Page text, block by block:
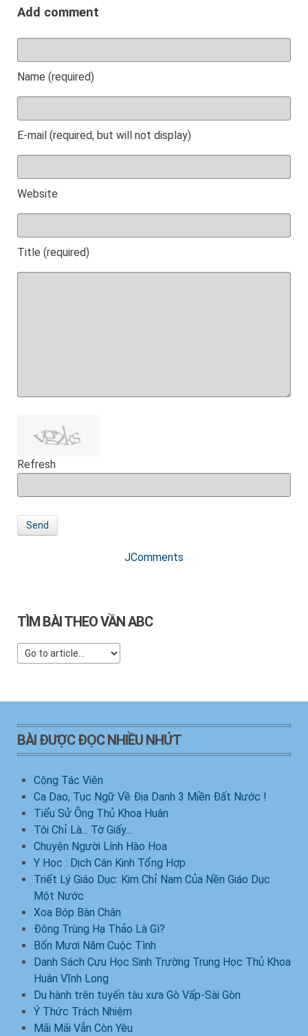
Add comment
Name (required)
E-mail (required, but will not display)
Website
Title (required)
Refresh
Send
JComments
TÌM BÀI THEO VẦN ABC
BÀI ĐƯỢC ĐỌC NHIỀU NHỨT
Cộng Tác Viên
Ca Dao, Tục Ngữ Về Địa Danh 3 Miền Đất Nước !
Tiểu Sử Ông Thủ Khoa Huân
Tôi Chỉ Là... Tờ Giấy...
Chuyện Người Lính Hào Hoa
Y Học : Dịch Cân Kinh Tổng Hợp
Triết Lý Giáo Dục: Kim Chỉ Nam Của Nền Giáo Dục
Một Nước
Xoa Bóp Bàn Chân
Đông Trùng Hạ Thảo Là Gì?
Bốn Mươi Năm Cuộc Tình
Danh Sách Cựu Học Sinh Trường Trung Học Thủ Khoa
Huân Vĩnh Long
Du hành trên tuyến tàu xưa Gò Vấp-Sài Gòn
Ý Thức Trách Nhiệm
Mãi Mãi Vẫn Còn Yêu